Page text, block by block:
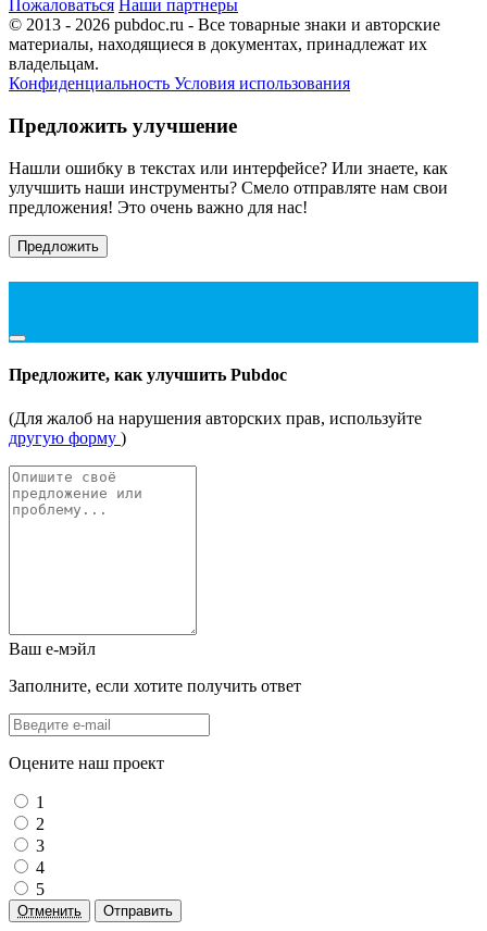
Пожаловаться Наши партнеры
© 2013 - 2026 pubdoc.ru - Все товарные знаки и авторские
материалы, находящиеся в документах, принадлежат их
владельцам.
Конфиденциальность Условия использования
Предложить улучшение
Нашли ошибку в текстах или интерфейсе? Или знаете, как
улучшить наши инструменты? Смело отправляте нам свои
предложения! Это очень важно для нас!
Предложить
Предложите, как улучшить Pubdoc
(Для жалоб на нарушения авторских прав, используйте
другую форму )
Ваш е-мэйл
Заполните, если хотите получить ответ
Оцените наш проект
1
2
3
4
5
Отменить Отправить